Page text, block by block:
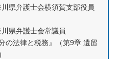
県弁護士会横須賀支部役員
県弁護士会常議員
の法律と税務』（第9章 遺留